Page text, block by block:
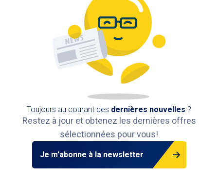
Toujours au courant des dernières nouvelles ?
Restez à jour et obtenez les dernières offres
sélectionnées pour vous!
Je m'abonne à la newsletter